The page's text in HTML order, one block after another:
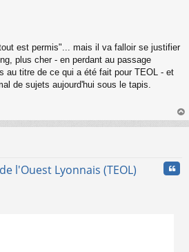
est permis"... mais il va falloir se justifier
plus cher - en perdant au passage
au titre de ce qui a été fait pour TEOL - et
de sujets aujourd'hui sous le tapis.
au
l'Ouest Lyonnais (TEOL)